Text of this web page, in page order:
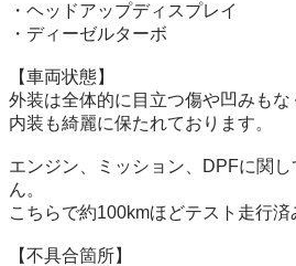
・ヘッドアップディスプレイ
・ディーゼルターボ
【車両状態】
外装は全体的に目立つ傷や凹みもな
内装も綺麗に保たれております。
エンジン、ミッション、DPFに関
ん。
こちらで約100kmほどテスト走行済
【不具合箇所】